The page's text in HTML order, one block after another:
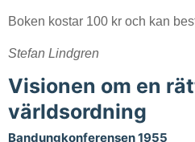
Boken kostar 100 kr och kan
Stefan Lindgren
Visionen om en
världsordning
Bandungkonferensen 1955